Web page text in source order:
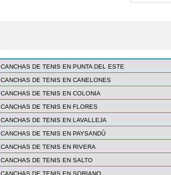
CANCHAS DE TENIS EN PUNTA DEL ESTE
CANCHAS DE TENIS EN CANELONES
CANCHAS DE TENIS EN COLONIA
CANCHAS DE TENIS EN FLORES
CANCHAS DE TENIS EN LAVALLEJA
CANCHAS DE TENIS EN PAYSANDÚ
CANCHAS DE TENIS EN RIVERA
CANCHAS DE TENIS EN SALTO
CANCHAS DE TENIS EN SORIANO